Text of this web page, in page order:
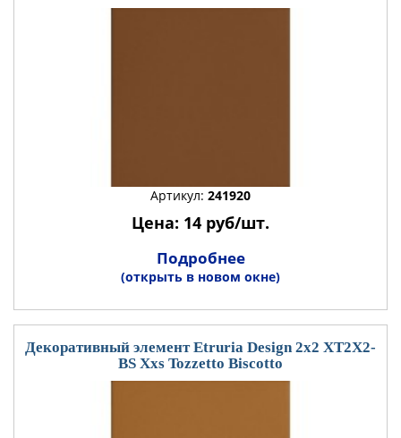
Артикул: 241920
Цена: 14 руб/шт.
Подробнее
(открыть в новом окне)
Декоративный элемент Etruria Design 2x2 XT2X2-
BS Xxs Tozzetto Biscotto